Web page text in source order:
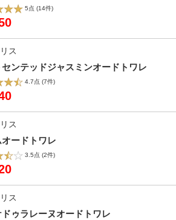
5点 (14件)
ス
ンテッドジャスミンオードトワレ
4.7点 (7件)
ス
ードトワレ
3.5点 (2件)
ス
ドゥラレーヌオードトワレ